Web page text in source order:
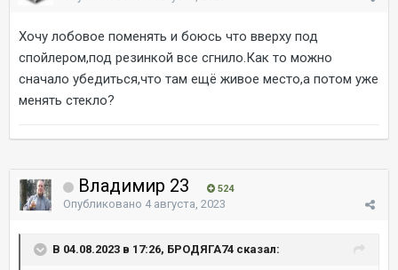
Хочу лобовое поменять и боюсь что вверху под
спойлером,под резинкой все сгнило.Как то можно
сначало убедиться,что там ещё живое место,а потом уже
менять стекло?
Владимир 23 524
Опубликовано 4 августа, 2023
В 04.08.2023 в 17:26, БРОДЯГА74 сказал: